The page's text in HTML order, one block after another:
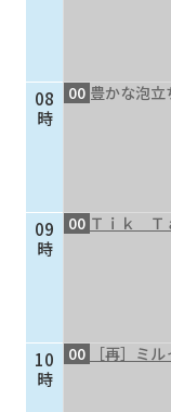
個人情報保護に関す
本方針
サイトマップ
08
時
09
時
10
時
00 豊かな泡立
00 Ｔｉｋ Ｔ
00 ［再］ミ